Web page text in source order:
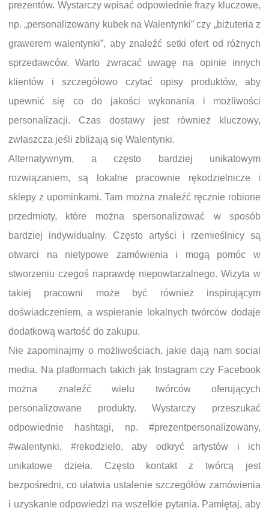
prezentów. Wystarczy wpisać odpowiednie frazy kluczowe,
np. „personalizowany kubek na Walentynki” czy „biżuteria z
grawerem walentynki”, aby znaleźć setki ofert od różnych
sprzedawców. Warto zwracać uwagę na opinie innych
klientów i szczegółowo czytać opisy produktów, aby
upewnić się co do jakości wykonania i możliwości
personalizacji. Czas dostawy jest również kluczowy,
zwłaszcza jeśli zbliżają się Walentynki.
Alternatywnym, a często bardziej unikatowym
rozwiązaniem, są lokalne pracownie rękodzielnicze i
sklepy z upominkami. Tam można znaleźć ręcznie robione
przedmioty, które można spersonalizować w sposób
bardziej indywidualny. Często artyści i rzemieślnicy są
otwarci na nietypowe zamówienia i mogą pomóc w
stworzeniu czegoś naprawdę niepowtarzalnego. Wizyta w
takiej pracowni może być również inspirującym
doświadczeniem, a wspieranie lokalnych twórców dodaje
dodatkową wartość do zakupu.
Nie zapominajmy o możliwościach, jakie dają nam social
media. Na platformach takich jak Instagram czy Facebook
można znaleźć wielu twórców oferujących
personalizowane produkty. Wystarczy przeszukać
odpowiednie hashtagi, np. #prezentpersonalizowany,
#walentynki, #rekodzielo, aby odkryć artystów i ich
unikatowe dzieła. Często kontakt z twórcą jest
bezpośredni, co ułatwia ustalenie szczegółów zamówienia
i uzyskanie odpowiedzi na wszelkie pytania. Pamiętaj, aby